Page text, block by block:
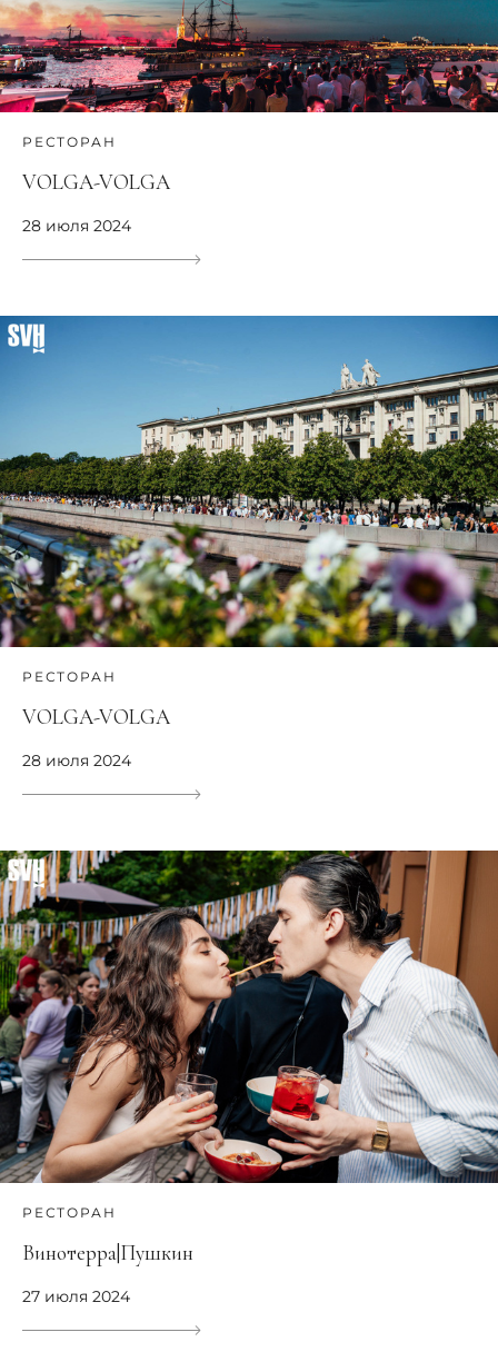
РЕСТОРАН
VOLGA-VOLGA
28 июля 2024
РЕСТОРАН
VOLGA-VOLGA
28 июля 2024
РЕСТОРАН
Винотерра|Пушкин
27 июля 2024